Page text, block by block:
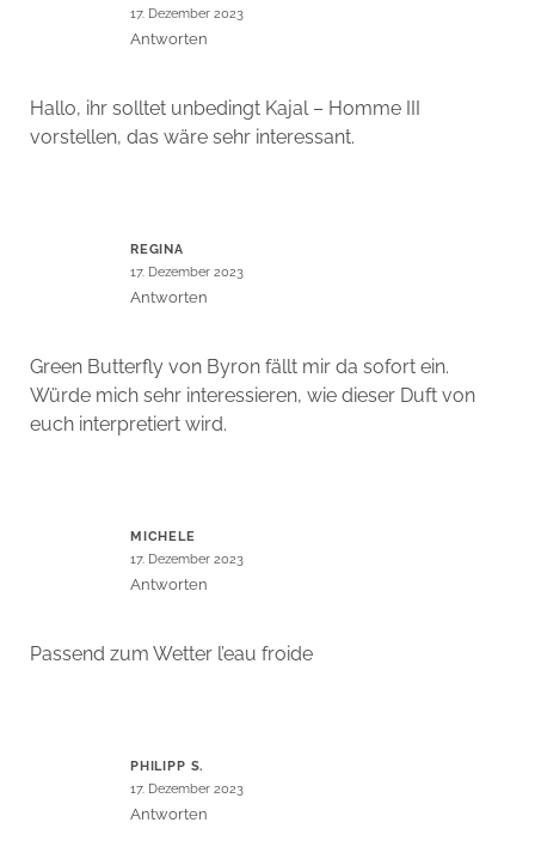
17. Dezember 2023
Antworten
Hallo, ihr solltet unbedingt Kajal – Homme III
vorstellen, das wäre sehr interessant.
REGINA
17. Dezember 2023
Antworten
Green Butterfly von Byron fällt mir da sofort ein.
Würde mich sehr interessieren, wie dieser Duft von
euch interpretiert wird.
MICHELE
17. Dezember 2023
Antworten
Passend zum Wetter l’eau froide
PHILIPP S.
17. Dezember 2023
Antworten